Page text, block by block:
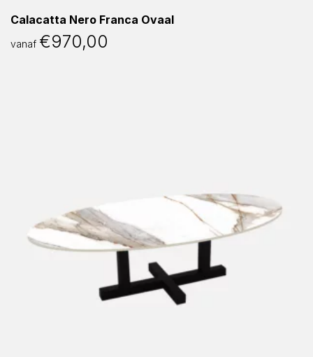
Calacatta Nero Franca Ovaal
vanaf €970,00